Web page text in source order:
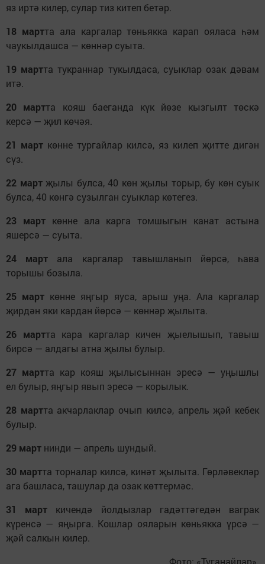
яз иртә килер, сулар тиз китеп бетәр.
18 мартта ала каргалар төньякка карап ояласа һәм
чаукылдашса — көннәр суыта.
19 мартта тукраннар тукылдаса, суыклар озак дәвам
итә.
20 мартта кояш баеганда күк йөзе кызгылт төскә
керсә — җил көчәя.
21 март көнне тургайлар килсә, яз килеп җитте дигән
сүз.
22 мартҗылы булса, 40 көн җылы торыр, бу көн суык
булса, 40 көнгә сузылган суыклар көтегез.
23 март көнне ала карга томшыгын канат астына
яшерсә — суыта.
24 март ала каргалар тавышланып йөрсә, һава
торышы бозыла.
25 март көнне яңгыр яуса, арыш уңа. Ала каргалар
җирдән яки кардан йөрсә — көннәр җылыта.
26 мартта кара каргалар кичен җыелышып, тавыш
бирсә — алдагы атна җылы булыр.
27 мартта кар кояш җылысыннан эресә — уңышлы
ел булыр, яңгыр явып эресә — корылык.
28 мартта акчарлаклар очып килсә, апрель җәй кебек
булыр.
29 март нинди — апрель шундый.
30 мартта торналар килсә, кинәт җылыта. Гөрләвекләр
ага башласа, ташулар да озак көттермәс.
31 март кичендә йолдызлар гадәттәгедән ваграк
күренсә — яңырга. Кошлар ояларын көньякка үрсә —
җәй салкын килер.
Фото: «Туганайлар».